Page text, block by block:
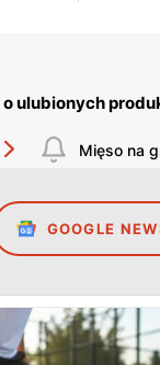
ulubionych
Mięso na
GOOGLE